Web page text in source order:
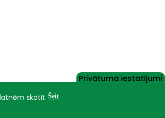
Privātuma iestatījumi
skatīt Šeit